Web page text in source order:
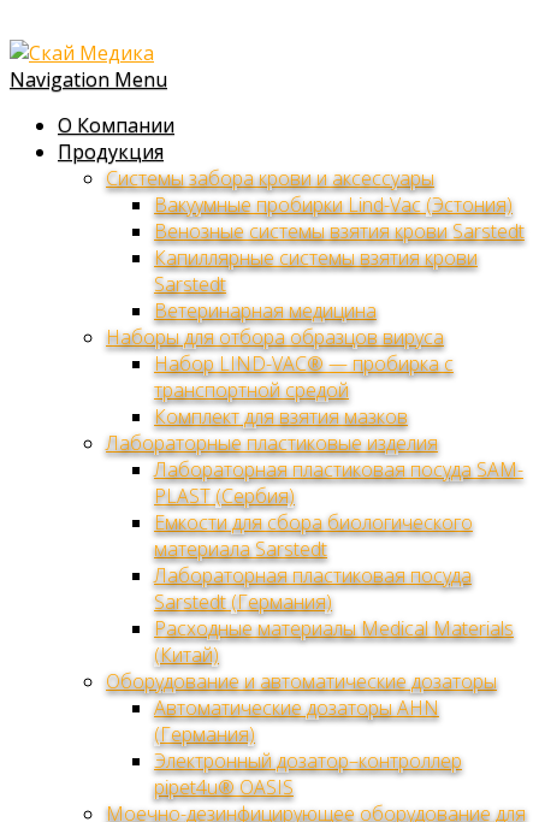
Navigation Menu
О Компании
Продукция
Системы забора крови и аксессуары
Вакуумные пробирки Lind-Vac (Эстония)
Венозные системы взятия крови Sarstedt
Капиллярные системы взятия крови
Sarstedt
Ветеринарная медицина
Наборы для отбора образцов вируса
Набор LIND-VAC® — пробирка с
транспортной средой
Комплект для взятия мазков
Лабораторные пластиковые изделия
Лабораторная пластиковая посуда SAM-
PLAST (Сербия)
Емкости для сбора биологического
материала Sarstedt
Лабораторная пластиковая посуда
Sarstedt (Германия)
Расходные материалы Medical Materials
(Китай)
Оборудование и автоматические дозаторы
Автоматические дозаторы AHN
(Германия)
Электронный дозатор–контроллер
pipet4u® OASIS
Моечно-дезинфицирующее оборудование для